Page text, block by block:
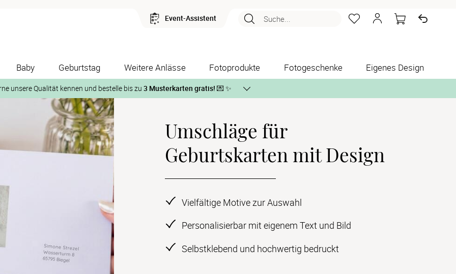
Event-Assistent Suche...
Baby Geburtstag Weitere Anlässe Fotoprodukte Fotogeschenke Eigenes Design
unsere Qualität kennen und bestelle bis zu 3 Musterkarten gratis! 💌 ✨
Und so geht‘s:
1. Wähle bis zu 3 Kartendesigns
auf der jeweiligen Produktseite und lasse Dir die Karten kostenlos per Post zusenden.
Umschläge für
Geburtskarten mit Design
Vielfältige Motive zur Auswahl
Personalisierbar mit eigenem Text und Bild
Selbstklebend und hochwertig bedruckt